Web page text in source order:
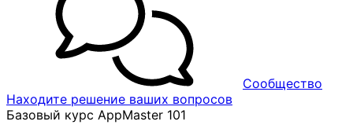
Сообщество
Находите решение ваших вопросов
Базовый курс AppMaster 101